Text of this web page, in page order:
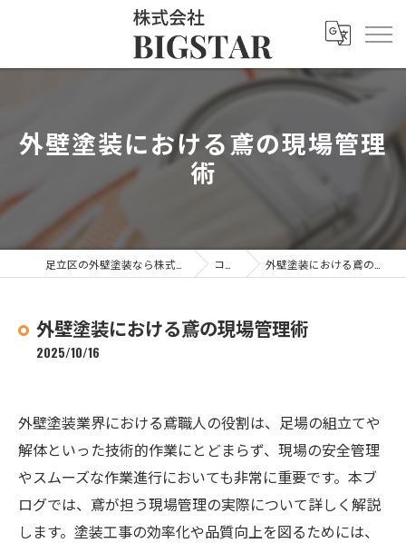
外壁塗装における鳶の現場管理
術
コラム 外壁塗装における鳶の現場管理術
外壁塗装における鳶の現場管理術
2025/10/16
外壁塗装業界における鳶職人の役割は、足場の組立てや
解体といった技術的作業にとどまらず、現場の安全管理
やスムーズな作業進行においても非常に重要です。本ブ
ログでは、鳶が担う現場管理の実際について詳しく解説
します。塗装工事の効率化や品質向上を図るためには、